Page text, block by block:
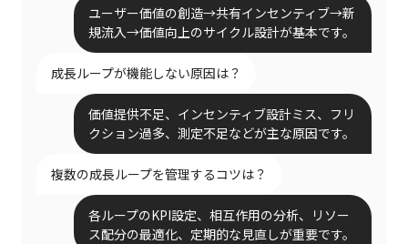
ユーザー価値の創造→共有インセンティブ→新
規流入→価値向上のサイクル設計が基本です。
成長ループが機能しない原因は？
価値提供不足、インセンティブ設計ミス、フリ
クション過多、測定不足などが主な原因です。
複数の成長ループを管理するコツは？
各ループのKPI設定、相互作用の分析、リソー
ス配分の最適化、定期的な見直しが重要です。